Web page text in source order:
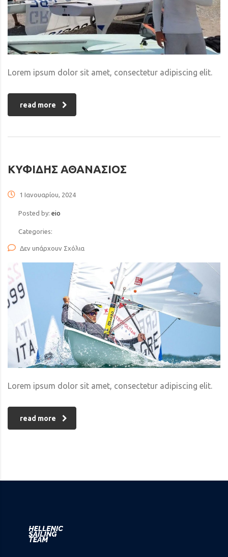
Lorem ipsum dolor sit amet, consectetur adipiscing elit.
read more
ΚΥΦΙΔΗΣ ΑΘΑΝΑΣΙΟΣ
1 Ιανουαρίου, 2024
Posted by: eio
Categories:
Δεν υπάρχουν Σχόλια
Lorem ipsum dolor sit amet, consectetur adipiscing elit.
read more